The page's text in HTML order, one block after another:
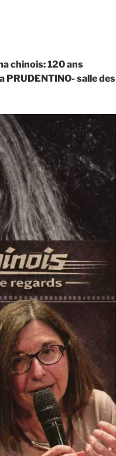
chinois: 120 ans
PRUDENTINO- salle des